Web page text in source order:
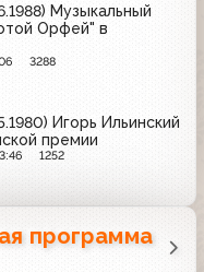
Музыкальный
Орфей" в
3288
Игорь Ильинский
премии
1252
программа